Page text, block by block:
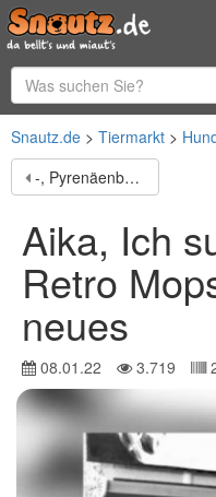
Snautz.de Tiermarkt
-, Pyrenäenberghund Welpen Geboren am 25.9.21 Könnten
Aika, Ich
Retro
neues
08.01.22 3.719